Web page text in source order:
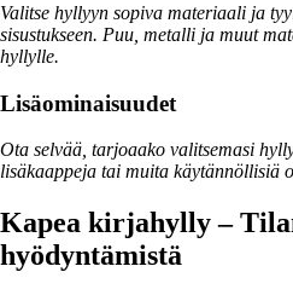
Valitse hyllyyn sopiva materiaali ja
sisustukseen. Puu, metalli ja muut
hyllylle.
Lisäominaisuudet
Ota selvää, tarjoaako valitsemasi
lisäkaappeja tai muita käytännöllisiä
Kapea kirjahylly –
hyödyntämistä